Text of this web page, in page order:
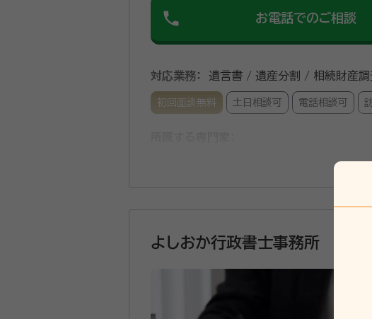
phone お電話でのご相談
対応業務： 遺言書 / 遺産分割 / 相続財産
初回面談無料 土日相談可 電話相談可
行政書士
1963年生まれ。同志社大学法学部卒。25
販売促進を中心に、ガバナンスやコンプライア
自宅まで来ていただき、無料で面談をしていた
契約後の感想
よしおか行政書士事務所